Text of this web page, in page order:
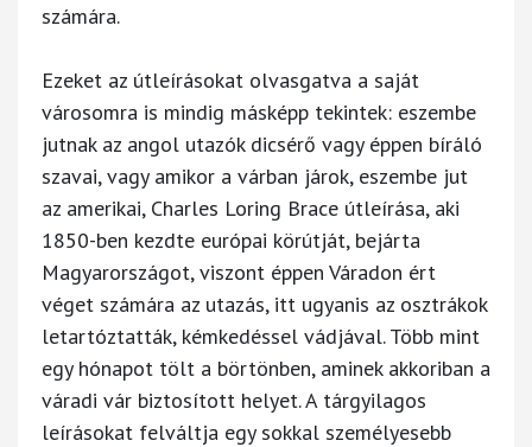
számára.
Ezeket az útleírásokat olvasgatva a saját
városomra is mindig másképp tekintek: eszembe
jutnak az angol utazók dicsérő vagy éppen bíráló
szavai, vagy amikor a várban járok, eszembe jut
az amerikai, Charles Loring Brace útleírása, aki
1850-ben kezdte európai körútját, bejárta
Magyarországot, viszont éppen Váradon ért
véget számára az utazás, itt ugyanis az osztrákok
letartóztatták, kémkedéssel vádjával. Több mint
egy hónapot tölt a börtönben, aminek akkoriban a
váradi vár biztosított helyet. A tárgyilagos
leírásokat felváltja egy sokkal személyesebb